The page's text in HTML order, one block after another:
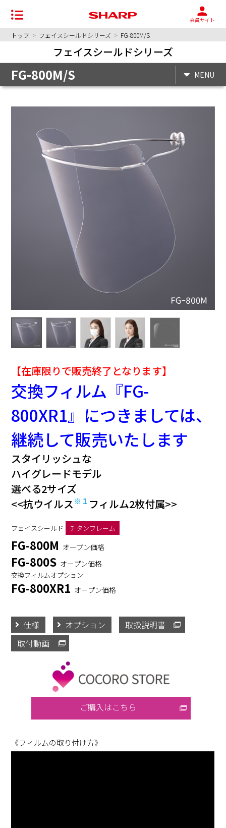
会員サイト
トップ > フェイスシールドシリーズ > FG-800M/S
フェイスシールドシリーズ
FG-800M/S MENU
【在庫限りで販売終了となります】
交換フィルム『FG-
800XR1』につきましては、
継続して販売いたします
スタイリッシュな
ハイグレードモデル
選べる2サイズ
<<抗ウイルス※１ フィルム2枚付属>>
フェイスシールド チタンフレーム
FG-800M オープン価格
FG-800S オープン価格
交換フィルムオプション
FG-800XR1 オープン価格
仕様 オプション
取扱説明書
取付動画
ご購入はこちら
《フィルムの取り付け方》